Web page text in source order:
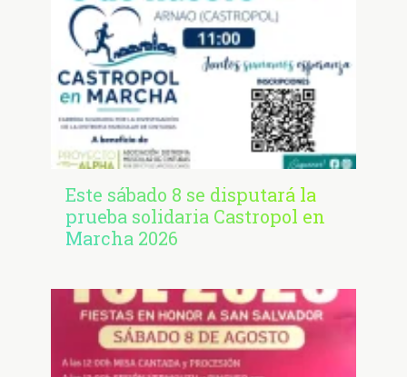
Este sábado 8 se disputará la
prueba solidaria Castropol en
Marcha 2026